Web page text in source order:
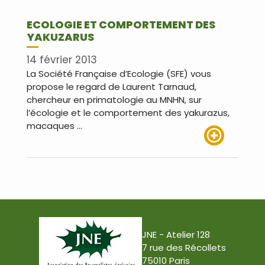
ECOLOGIE ET COMPORTEMENT DES
YAKUZARUS
14 février 2013
La Société Française d’Ecologie (SFE) vous
propose le regard de Laurent Tarnaud,
chercheur en primatologie au MNHN, sur
l’écologie et le comportement des yakurazus,
macaques …
JNE - Atelier 128
7 rue des Récollets
75010 Paris